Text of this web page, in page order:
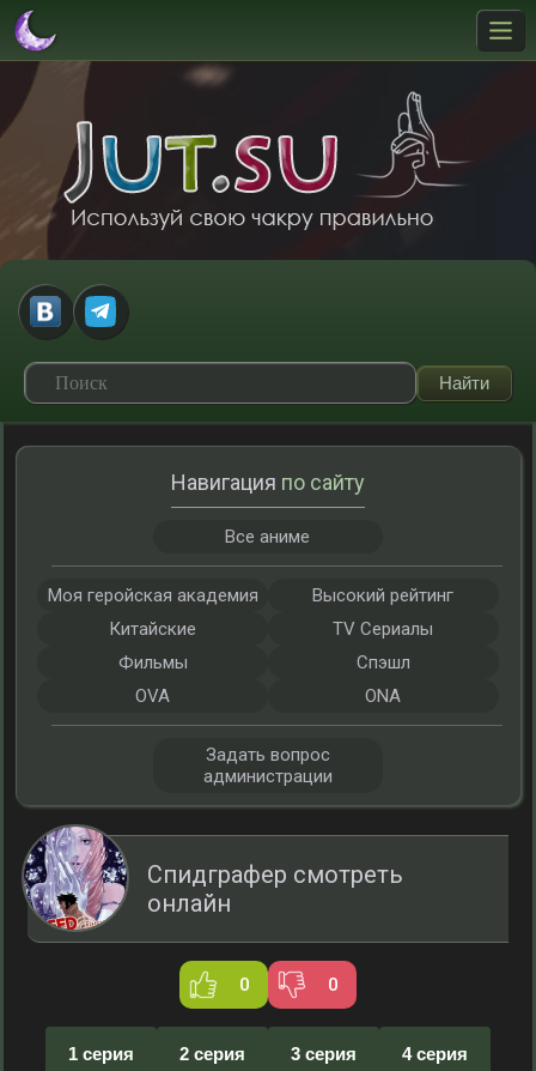
Спидграфер смотреть
онлайн
0 0
1 серия 2 серия 3 серия 4 серия
Навигация по сайту
Все аниме
Моя геройская академия
Высокий рейтинг
Китайские
TV Сериалы
Фильмы
Спэшл
OVA
ONA
Задать вопрос
администрации